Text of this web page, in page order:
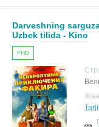
Darveshning
Uzbek tilida - Kino
FHD